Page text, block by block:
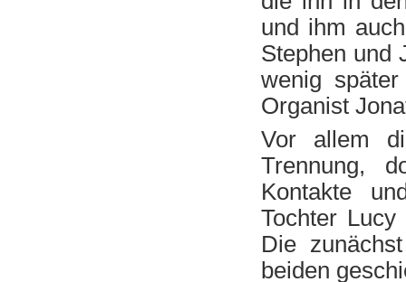
und ihm
Stephen und
wenig
Organist
Vor allem
Trennung,
Kontakte
Tochter
Die
beiden